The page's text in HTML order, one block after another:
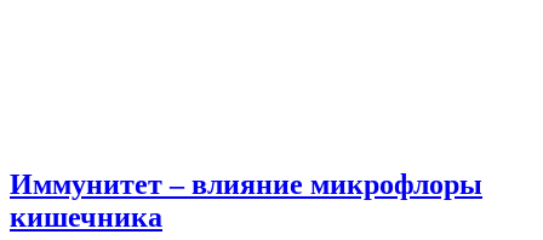
Иммунитет – влияние микрофлоры
кишечника